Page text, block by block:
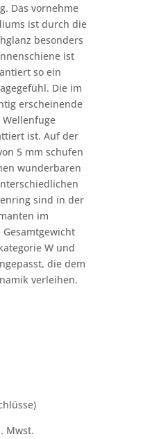
Das vornehme
ist durch die
besonders
ist
so ein
Die im
erscheinende
ist. Auf der
5 mm schufen
wunderbaren
sind in der
im
W und
die dem
verleihen.
Mwst.